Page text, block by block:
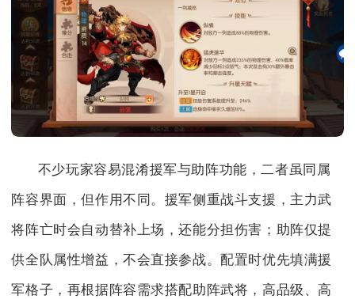
不少玩家容易混淆援军与助阵功能，二者虽同属
阵容界面，但作用不同。援军侧重战斗支援，主力武
将阵亡时会自动替补上场，还能分担伤害；助阵仅提
供全队属性增益，不会直接参战。配置时优先填满援
军格子，再根据阵容需求搭配助阵武将，高品级、高